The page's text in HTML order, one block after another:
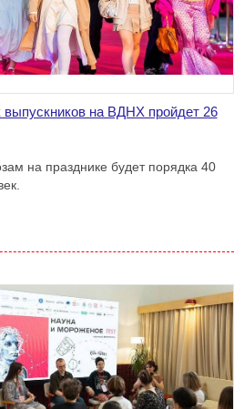
выпускников на ВДНХ пройдет 26
на празднике будет порядка 40